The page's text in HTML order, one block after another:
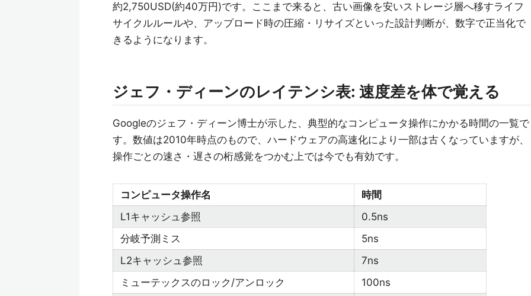
約2,750USD(約40万円)です。ここまで来ると、古い画像を安いストレージ層へ移すライフ
サイクルルールや、アップロード時の圧縮・リサイズといった設計判断が、数字で正当化で
きるようになります。
ジェフ・ディーンのレイテンシ表: 速度差を体で覚える
Googleのジェフ・ディーン博士が示した、典型的なコンピュータ操作にかかる時間の一覧で
す。数値は2010年時点のもので、ハードウェアの高速化により一部は古くなっていますが、
操作ごとの速さ・遅さの桁感覚をつかむ上では今でも有効です。
コンピュータ操作名
時間
L1キャッシュ参照
0.5ns
分岐予測ミス
5ns
L2キャッシュ参照
7ns
ミューテックスのロック/アンロック
100ns